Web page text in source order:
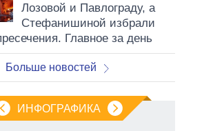
Лозовой и Павлограду, а
Стефанишиной избрали
Главное за день
Больше новостей
ИНФОГРАФИКА